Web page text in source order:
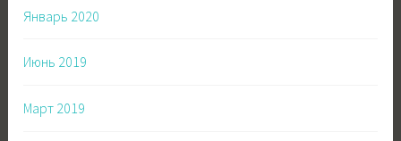
Январь 2020
Июнь 2019
Март 2019